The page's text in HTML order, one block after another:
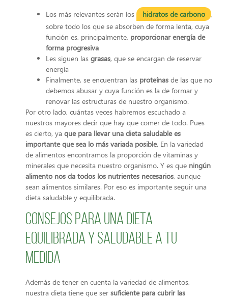
Los más relevantes serán los hidratos de carbono
,
sobre todo los que se absorben de forma lenta, cuya
función es, principalmente, proporcionar energía de
forma progresiva
Les siguen las grasas, que se encargan de reservar
energía
Finalmente, se encuentran las proteínas de las que no
debemos abusar y cuya función es la de formar y
renovar las estructuras de nuestro organismo.
Por otro lado, cuántas veces habremos escuchado a
nuestros mayores decir que hay que comer de todo. Pues
es cierto, ya que para llevar una dieta saludable es
importante que sea lo más variada posible. En la variedad
de alimentos encontramos la proporción de vitaminas y
minerales que necesita nuestro organismo. Y es que ningún
alimento nos da todos los nutrientes necesarios, aunque
sean alimentos similares. Por eso es importante seguir una
dieta saludable y equilibrada.
Consejos para una dieta
equilibrada y saludable a tu
medida
Además de tener en cuenta la variedad de alimentos,
nuestra dieta tiene que ser suficiente para cubrir las